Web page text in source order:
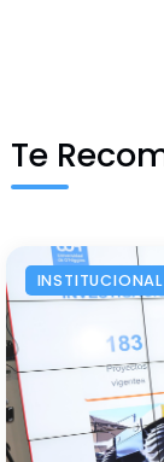
Te
INSTITUCIONAL